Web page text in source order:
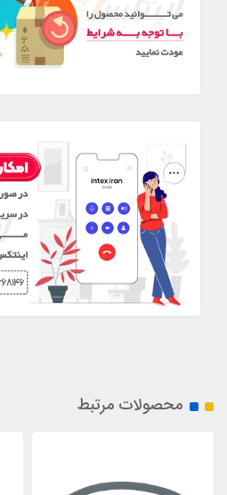
محصولات مرتبط